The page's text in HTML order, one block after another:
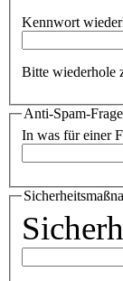
Kennwort
Bitte wiederhole
Anti-Spam-Frage
In was für einer